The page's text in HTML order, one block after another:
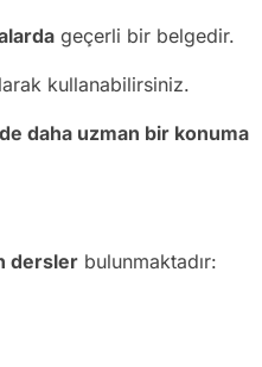
geçerli bir belgedir.
kullanabilirsiniz.
daha uzman bir konuma
dersler bulunmaktadır: